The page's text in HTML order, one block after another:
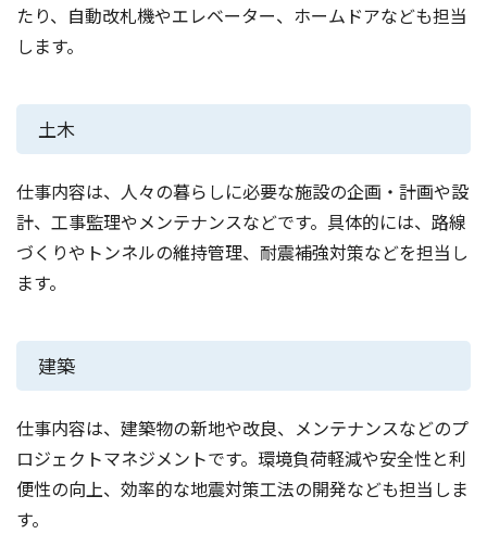
たり、自動改札機やエレベーター、ホームドアなども担当
します。
土木
仕事内容は、人々の暮らしに必要な施設の企画・計画や設
計、工事監理やメンテナンスなどです。具体的には、路線
づくりやトンネルの維持管理、耐震補強対策などを担当し
ます。
建築
仕事内容は、建築物の新地や改良、メンテナンスなどのプ
ロジェクトマネジメントです。環境負荷軽減や安全性と利
便性の向上、効率的な地震対策工法の開発なども担当しま
す。